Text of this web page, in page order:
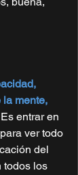
la mente,
Es entrar en
ver todo
del
todos los